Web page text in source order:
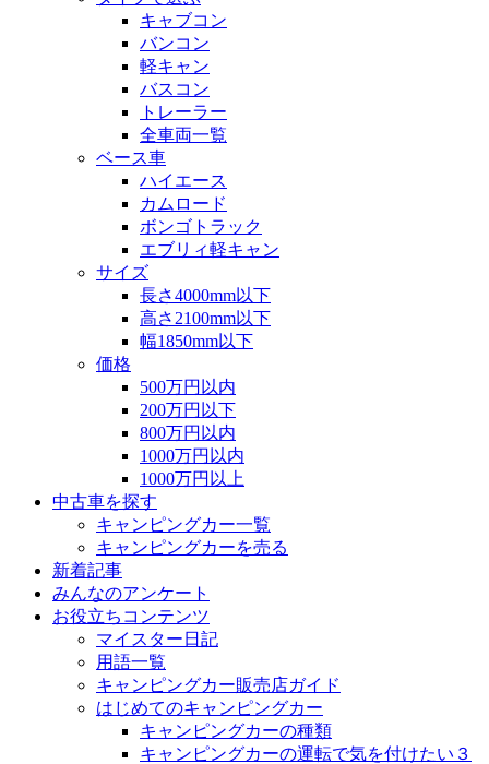
キャブコン
バンコン
軽キャン
バスコン
トレーラー
全車両一覧
ベース車
ハイエース
カムロード
ボンゴトラック
エブリィ軽キャン
サイズ
長さ4000mm以下
高さ2100mm以下
幅1850mm以下
価格
500万円以内
200万円以下
800万円以内
1000万円以内
1000万円以上
中古車を探す
キャンピングカー一覧
キャンピングカーを売る
新着記事
みんなのアンケート
お役立ちコンテンツ
マイスター日記
用語一覧
キャンピングカー販売店ガイド
はじめてのキャンピングカー
キャンピングカーの種類
キャンピングカーの運転で気を付けたい３